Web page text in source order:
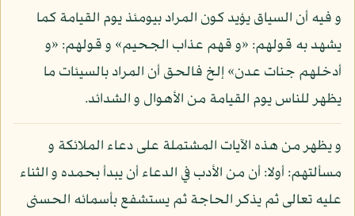
و فيه أن السياق يؤيد كون المراد بيومئذ يوم القيامة كما
يشهد به قولهم: «و قهم عذاب الجحيم» و قولهم: «و
أدخلهم جنات عدن» إلخ فالحق أن المراد بالسيئات ما
يظهر للناس يوم القيامة من الأهوال و الشدائد.
و يظهر من هذه الآيات المشتملة على دعاء الملائكة و
مسألتهم: أولا: أن من الأدب في الدعاء أن يبدأ بحمده و الثناء
عليه تعالى ثم يذكر الحاجة ثم يستشفع بأسمائه الحسنى